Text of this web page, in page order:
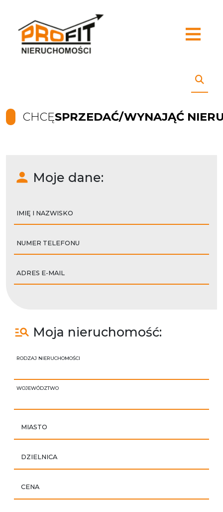
CHCĘSPRZEDAĆ/WYNAJĄĆ
Moje dane:
IMIĘ I NAZWISKO
NUMER TELEFONU
ADRES E-MAIL
Moja nieruchomość:
RODZAJ NIERUCHOMOŚCI
WOJEWÓDZTWO
MIASTO
DZIELNICA
CENA